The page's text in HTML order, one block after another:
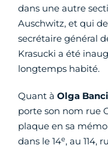
dans une autre
Auschwitz, et qui
secrétaire général
Krasucki a été
longtemps habité.
Quant à Olga
porte son nom rue
plaque en sa
dans le 14e, au 114,